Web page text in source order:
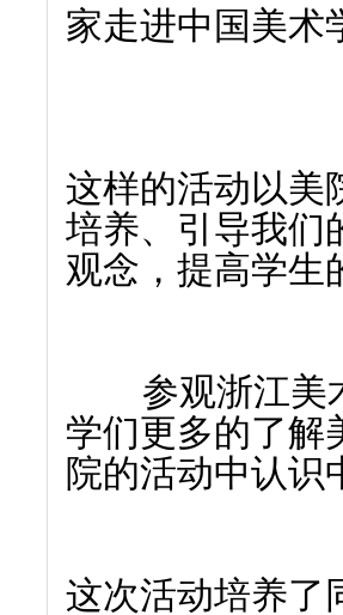
家走进中国美术
这样的活动以美
培养、引导我们
观念，提高学生
参观浙江美术
学们更多的了解
院的活动中认识
这次活动培养了